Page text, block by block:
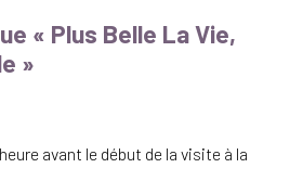
« Plus Belle La Vie,
»
avant le début de la visite à la